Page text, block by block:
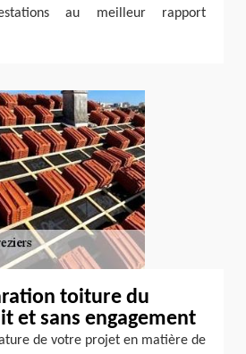
au meilleur rapport
toiture du
et sans engagement
de votre projet en matière de